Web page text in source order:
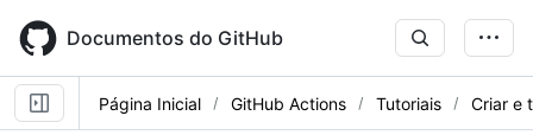
main
content
Documentos do GitHub
Página Inicial GitHub Actions Tutoriais Criar e